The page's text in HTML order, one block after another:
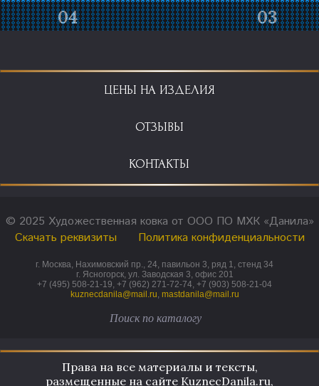
03 02
ЦЕНЫ НА ИЗДЕЛИЯ
ОТЗЫВЫ
КОНТАКТЫ
© 2025 Художественная ковка от ООО ПО МХК «Данила»
Скачать реквизиты
Политика конфиденциальности
г. Москва, Нахимовский пр., 24, павильон 3, ряд 1, стенд 34
г. Ясногорск, ул. Заводская 3, офис 201
+7 (495) 508-21-19, +7 (962) 271-72-74, +7 (903) 508-21-04
kuznecdanila@mail.ru mastdanila@mail.ru
Права на все материалы и тексты,
размещенные на сайте KuznecDanila.ru,